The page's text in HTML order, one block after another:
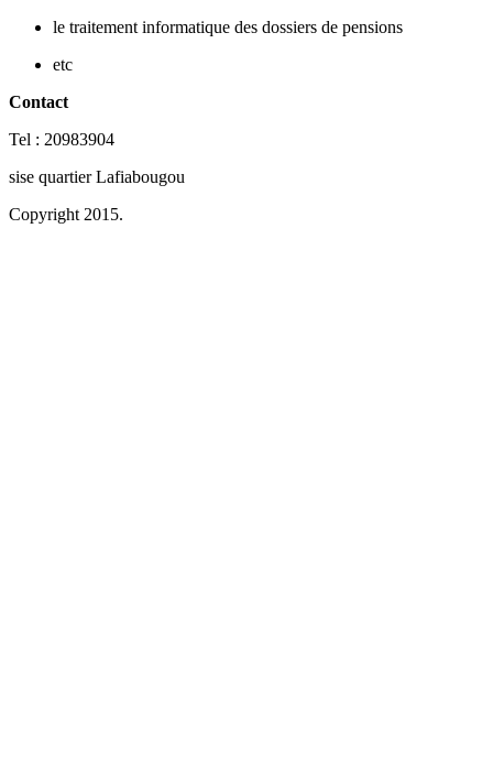
le traitement informatique des dossiers de pensions
etc
Contact
Tel : 20983904
sise quartier Lafiabougou
Copyright 2015.